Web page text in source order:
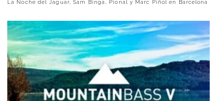
La Noche del Jaguar, Sam Binga, Pional y Marc Piñol en Barcelona